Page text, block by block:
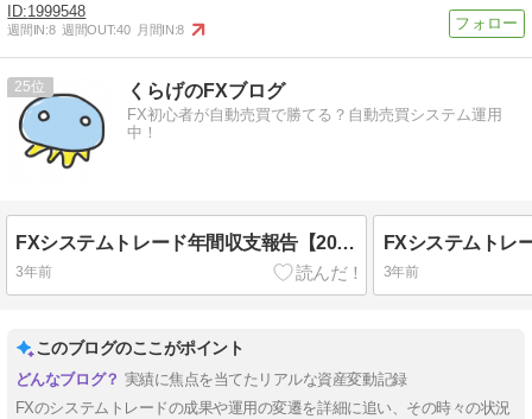
1999548
週間IN:8 週間OUT:40 月間IN:8
25 くらげのFXブログ
FX初心者が自動売買で勝てる？自動売買システム運用
中！
FXシステムトレード年間収支報告【2022年】
3年前 3年前
このブログのここがポイント
実績に焦点を当てたリアルな資産変動記録
FXのシステムトレードの成果や運用の変遷を詳細に追い、その時々の状況